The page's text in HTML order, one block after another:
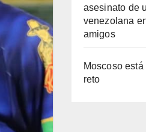
asesinato de
venezolana
amigos
Moscoso
reto